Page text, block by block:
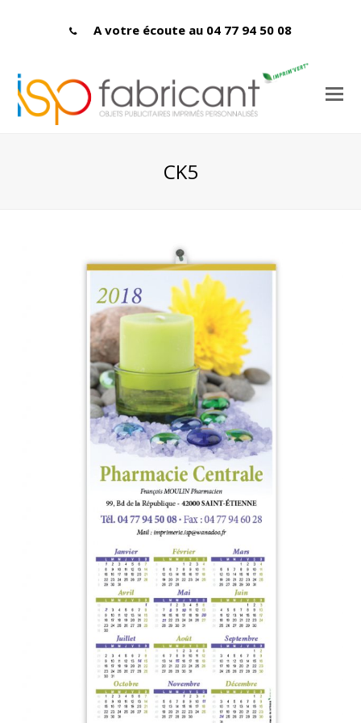
A votre écoute au 04 77 94 50 08
CK5